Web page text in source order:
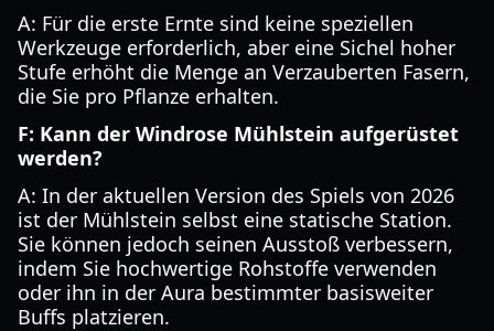
A: Für die erste Ernte sind keine speziellen
Werkzeuge erforderlich, aber eine Sichel hoher
Stufe erhöht die Menge an Verzauberten Fasern,
die Sie pro Pflanze erhalten.
F: Kann der Windrose Mühlstein aufgerüstet
werden?
A: In der aktuellen Version des Spiels von 2026
ist der Mühlstein selbst eine statische Station.
Sie können jedoch seinen Ausstoß verbessern,
indem Sie hochwertige Rohstoffe verwenden
oder ihn in der Aura bestimmter basisweiter
Buffs platzieren.